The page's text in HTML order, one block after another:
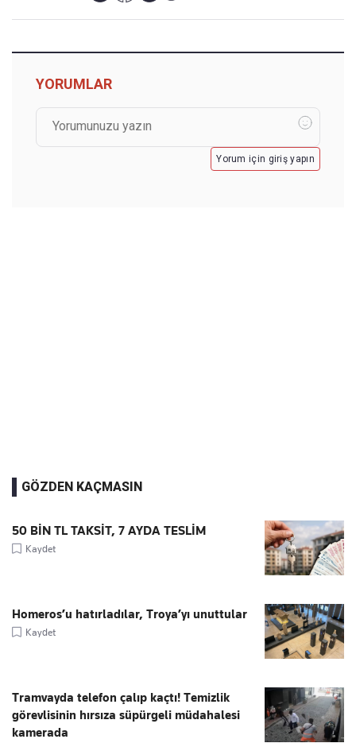
YORUMLAR
Yorum için giriş yapın
GÖZDEN KAÇMASIN
50 BİN TL TAKSİT, 7 AYDA TESLİM
Kaydet
Homeros’u hatırladılar, Troya’yı unuttular
Kaydet
Tramvayda telefon çalıp kaçtı! Temizlik
görevlisinin hırsıza süpürgeli müdahalesi
kamerada